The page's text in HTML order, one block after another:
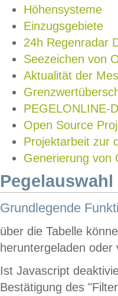
Höhensysteme
Einzugsgebiete
24h Regenradar
Seezeichen von
Aktualität der
PEGELONLINE-
Open Source
Projektarbeit zur
Generierung von
Grundlegende
über die Tabelle
heruntergeladen oder
Ist Javascript
Bestätigung des